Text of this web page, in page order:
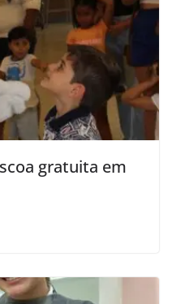
gratuita em